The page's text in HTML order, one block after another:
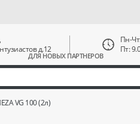
ДЛЯ НОВЫХ ПАРТНЕРОВ
д.12
Пн-
Пт:
VG 100 (2л)